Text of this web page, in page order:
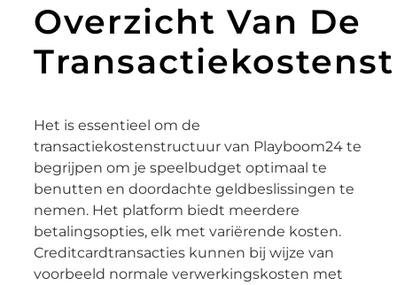
Overzicht Van De
Het is essentieel om de
transactiekostenstructuur van Playboom24 te
begrijpen om je speelbudget optimaal te
benutten en doordachte geldbeslissingen te
nemen. Het platform biedt meerdere
betalingsopties, elk met variërende kosten.
Creditcardtransacties kunnen bij wijze van
voorbeeld normale verwerkingskosten met